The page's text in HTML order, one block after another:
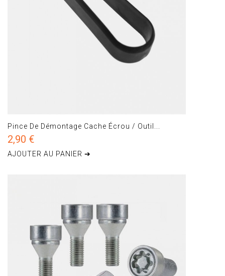
Pince De Démontage Cache Écrou / Outil...
2,90 €
AJOUTER AU PANIER ➔